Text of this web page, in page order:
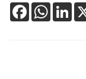
Facebook